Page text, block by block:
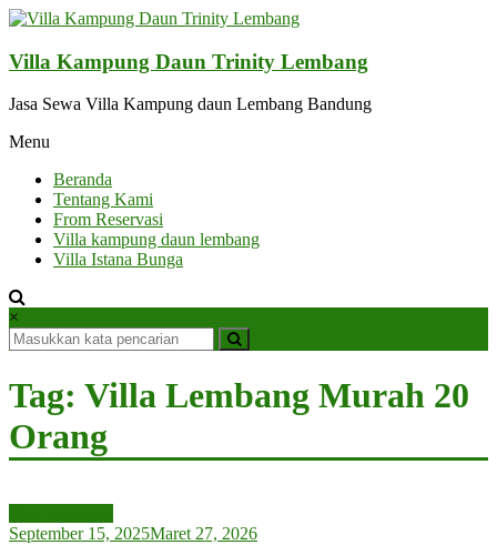
Lompat
konten
Villa Kampung Daun Trinity Lembang
Jasa Sewa Villa Kampung daun Lembang Bandung
Menu
Beranda
Tentang Kami
From Reservasi
Villa kampung daun lembang
Villa Istana Bunga
×
Tag: Villa Lembang Murah 20
Orang
September 15, 2025Maret 27, 2026